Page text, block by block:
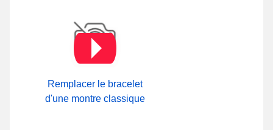
Remplacer le bracelet
d'une montre classique